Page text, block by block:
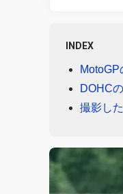
INDEX
DOHC
撮影し